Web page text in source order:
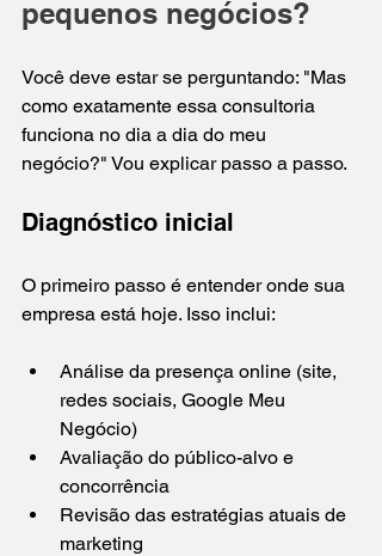
pequenos negócios?
Você deve estar se perguntando: "Mas
como exatamente essa consultoria
funciona no dia a dia do meu
negócio?" Vou explicar passo a passo.
Diagnóstico inicial
O primeiro passo é entender onde sua
empresa está hoje. Isso inclui:
Análise da presença online (site,
redes sociais, Google Meu
Negócio)
Avaliação do público-alvo e
concorrência
Revisão das estratégias atuais de
marketing